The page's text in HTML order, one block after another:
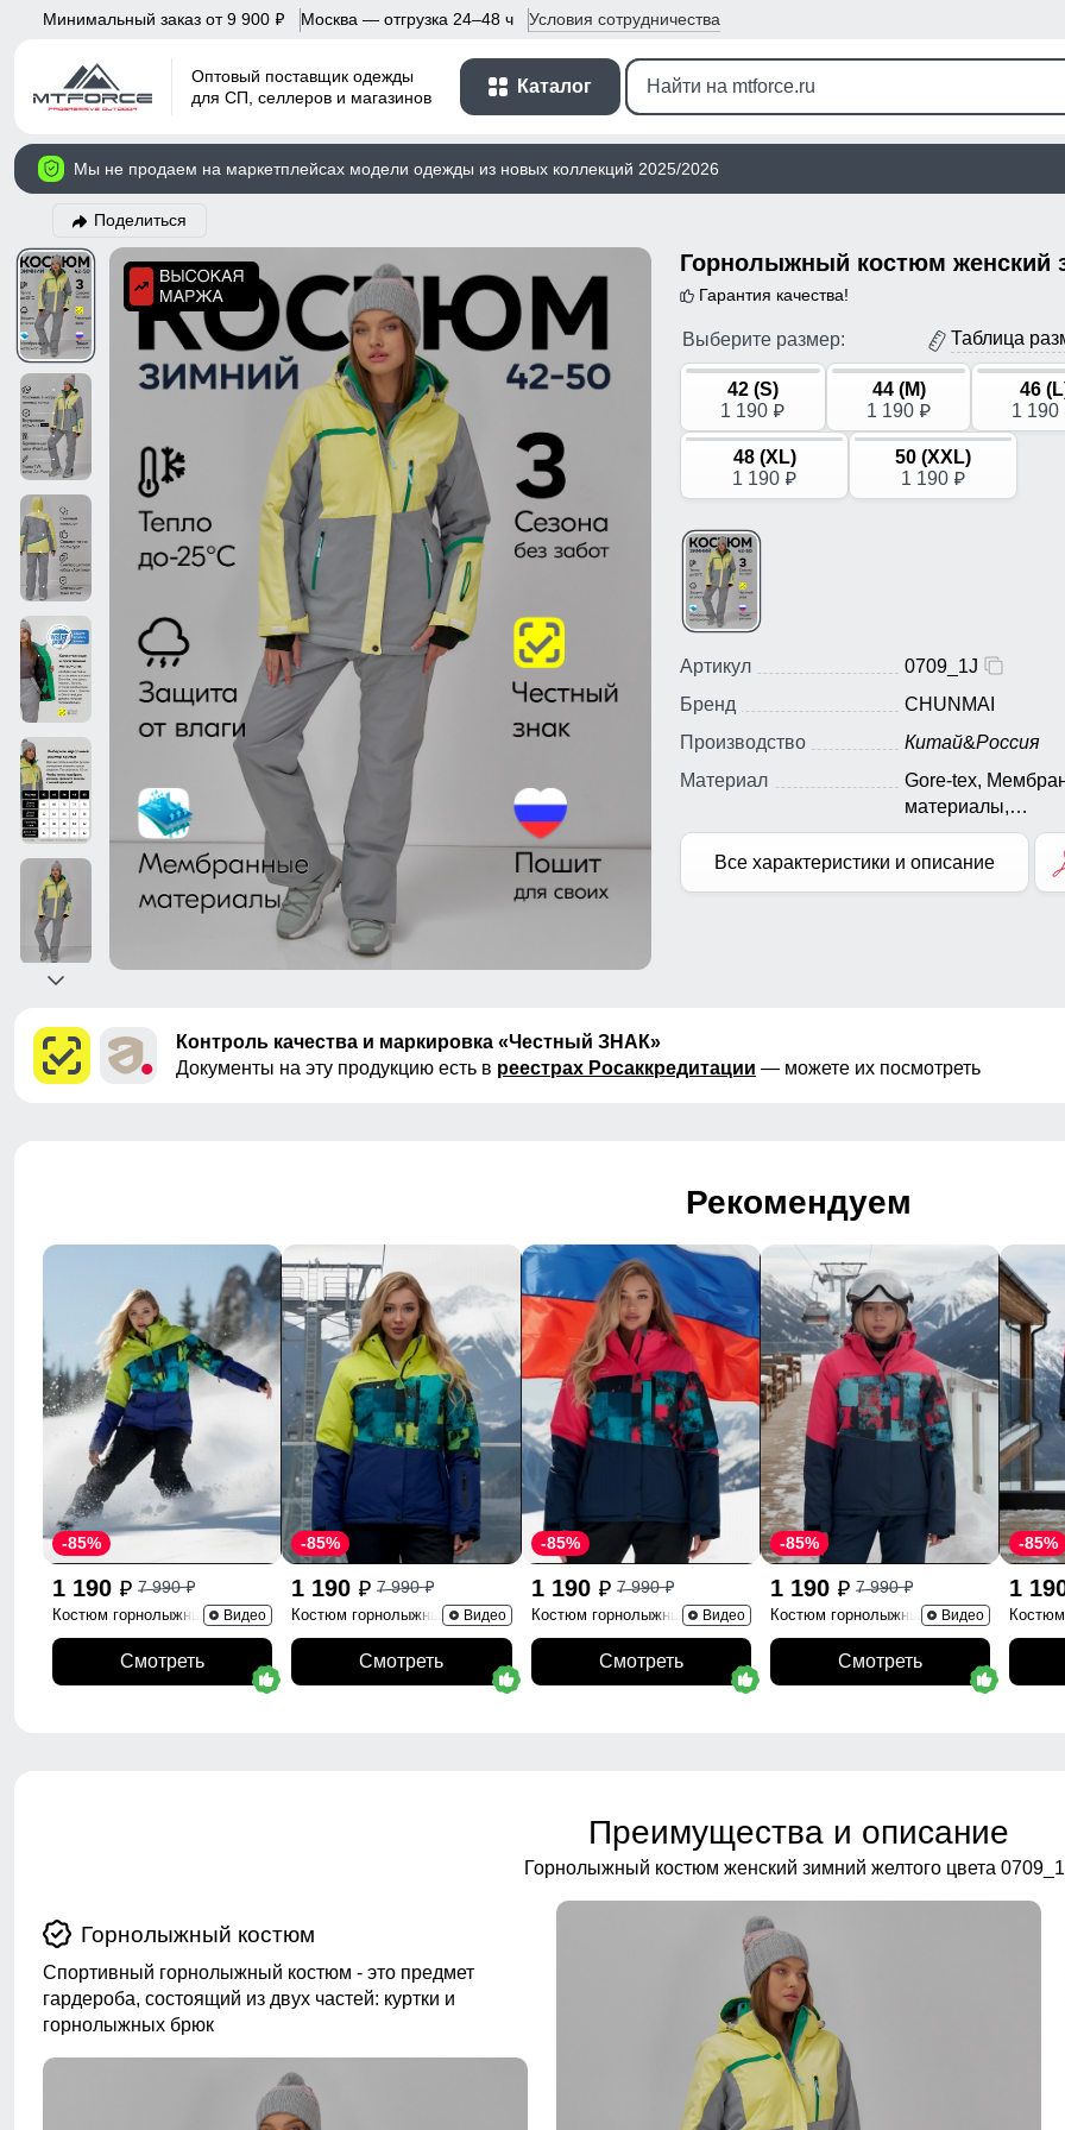
Минимальный заказ от 9 900 p Москва — отгрузка 24–48 ч Условия сотрудничества
Оптовый поставщик одежды
для СП, селлеров и магазинов
Каталог
Мы не продаем на маркетплейсах модели одежды из новых коллекций 2025/2026
Поделиться
Гарантия качества!
Выберите размер: Таблица
42 (S)
1 190 p
44 (M)
1 190 p
46
1 190
48 (XL)
1 190 p
50 (XXL)
1 190 p
Артикул
0709_1J
Бренд
CHUNMAI
Производство
Китай&Россия
Материал
Gore-tex,
материалы,
Натуральные
материалы,
Плащевка,
Все характеристики и описание
Контроль качества и маркировка «Честный ЗНАК»
Документы на эту продукцию есть в реестрах Росаккредитации — можете их посмотреть
Рекомендуем
1 190 p 7 990p
-85%
Костюм горнолыжный 02395Sl
Видео
Смотреть
1 190 p 7 990p
-85%
Костюм горнолыжный 0005Sl
Видео
Смотреть
1 190 p 7 990p
-85%
Костюм горнолыжный 02395R
Видео
Смотреть
1 190 p 7 990p
-85%
Костюм горнолыжный 0005R
Видео
Смотреть
1
-85%
Преимущества и описание
Горнолыжный костюм женский зимний желтого цвета
Горнолыжный костюм
Спортивный горнолыжный костюм - это предмет
гардероба, состоящий из двух частей: куртки и
горнолыжных брюк